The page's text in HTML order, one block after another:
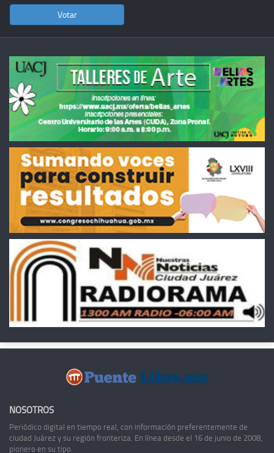
NOSOTROS
Periódico digital en tiempo real, con información preferentemente de
ciudad Juárez y su región fronteriza. En línea desde el 16 de junio de 2008,
pionero en su tipo.